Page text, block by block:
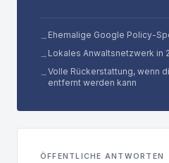
→ Ehemalige Google Policy-
→ Lokales Anwaltsnetzwerk in
→Volle Rückerstattung, wenn
entfernt werden kann
ÖFFENTLICHE ANTWORTEN